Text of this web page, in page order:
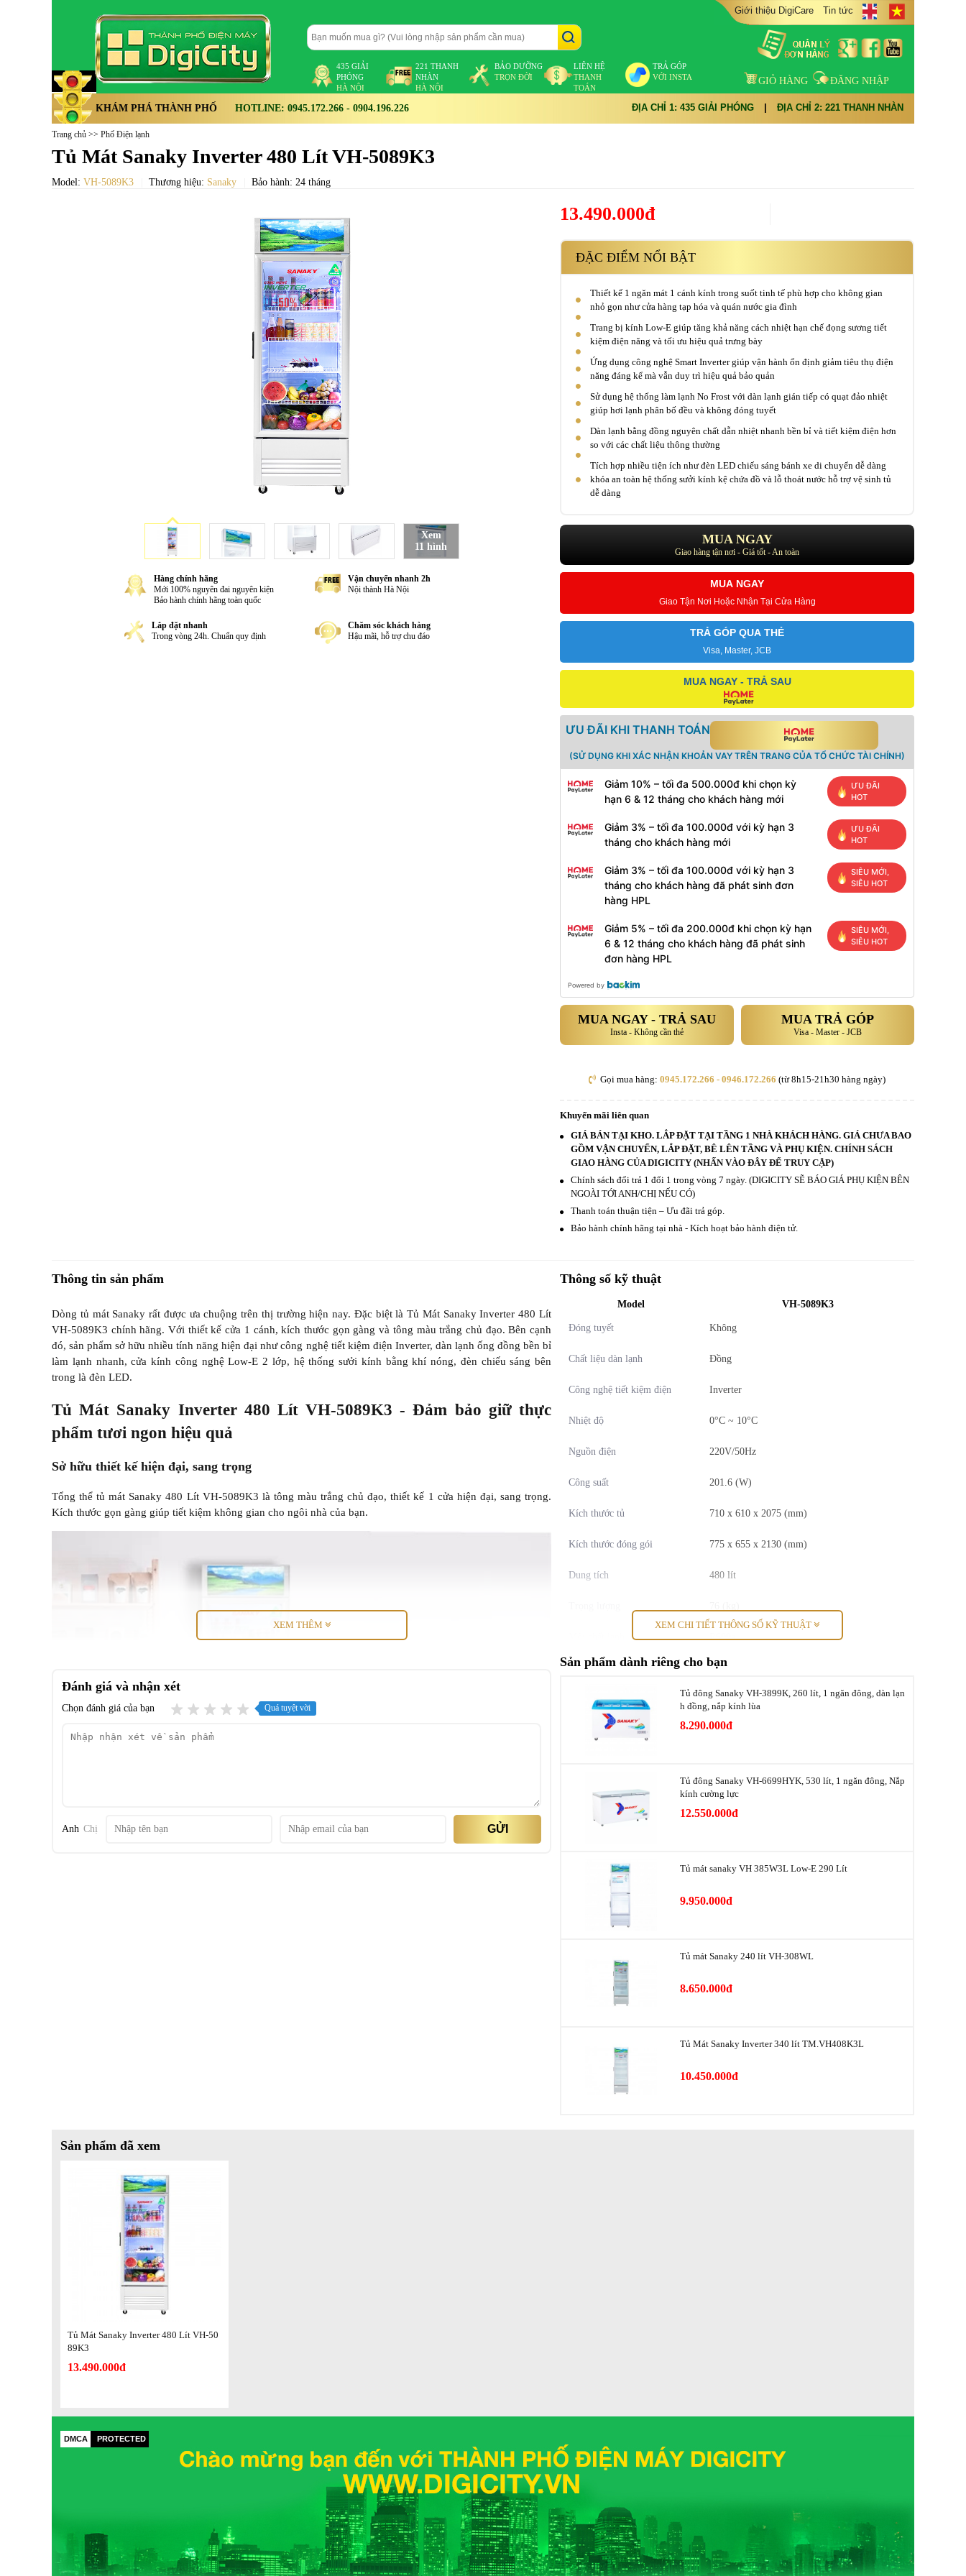
435 GIẢI
PHÓNG
HÀ NỘI
221 THANH
NHÀN
HÀ NỘI
BẢO DƯỠNG
TRỌN ĐỜI
LIÊN HỆ
THANH
TOÁN
TRẢ GÓP
VỚI INSTA
Giới thiệu DigiCare Tin tức
GIỎ HÀNG ĐĂNG NHẬP
KHÁM PHÁ THÀNH PHỐ HOTLINE: 0945.172.266 - 0904.196.226 ĐỊA CHỈ 1: 435 GIẢI PHÓNG ĐỊA CHỈ 2: 221 THANH NHÀN
Trang chủ >> Phố Điện lạnh
Tủ Mát Sanaky Inverter 480 Lít VH-5089K3
Model: VH-5089K3 Thương hiệu: Sanaky Bảo hành: 24 tháng
Xem
11 hình
Hàng chính hãng
Mới 100% nguyên đai nguyên kiện
Bảo hành chính hãng toàn quốc
Vận chuyển nhanh 2h
Nội thành Hà Nội
Lắp đặt nhanh
Trong vòng 24h. Chuẩn quy định
Chăm sóc khách hàng
Hậu mãi, hỗ trợ chu đáo
13.490.000đ
ĐẶC ĐIỂM NỔI BẬT
Thiết kế 1 ngăn mát 1 cánh kính trong suốt tinh tế phù hợp cho không gian
nhỏ gọn như cửa hàng tạp hóa và quán nước gia đình
Trang bị kính Low-E giúp tăng khả năng cách nhiệt hạn chế đọng sương tiết
kiệm điện năng và tối ưu hiệu quả trưng bày
Ứng dụng công nghệ Smart Inverter giúp vận hành ổn định giảm tiêu thụ điện
năng đáng kể mà vẫn duy trì hiệu quả bảo quản
Sử dụng hệ thống làm lạnh No Frost với dàn lạnh gián tiếp có quạt đảo nhiệt
giúp hơi lạnh phân bố đều và không đóng tuyết
Dàn lạnh bằng đồng nguyên chất dẫn nhiệt nhanh bền bỉ và tiết kiệm điện hơn
so với các chất liệu thông thường
Tích hợp nhiều tiện ích như đèn LED chiếu sáng bánh xe di chuyển dễ dàng
khóa an toàn hệ thống sưởi kính kệ chứa đồ và lỗ thoát nước hỗ trợ vệ sinh tủ
dễ dàng
MUA NGAY
Giao hàng tận nơi - Giá tốt - An toàn
MUA NGAY
Giao Tận Nơi Hoặc Nhận Tại Cửa Hàng
TRẢ GÓP QUA THẺ
Visa, Master, JCB
MUA NGAY - TRẢ SAU
ƯU ĐÃI KHI THANH TOÁN
(SỬ DỤNG KHI XÁC NHẬN KHOẢN VAY TRÊN TRANG CỦA TỔ CHỨC TÀI CHÍNH)
Giảm 10% – tối đa 500.000đ khi chọn kỳ
hạn 6 & 12 tháng cho khách hàng mới
ƯU ĐÃI
HOT
Giảm 3% – tối đa 100.000đ với kỳ hạn 3
tháng cho khách hàng mới
ƯU ĐÃI
HOT
Giảm 3% – tối đa 100.000đ với kỳ hạn 3
tháng cho khách hàng đã phát sinh đơn
hàng HPL
SIÊU MỚI,
SIÊU HOT
Giảm 5% – tối đa 200.000đ khi chọn kỳ hạn
6 & 12 tháng cho khách hàng đã phát sinh
đơn hàng HPL
SIÊU MỚI,
SIÊU HOT
Powered by
MUA NGAY - TRẢ SAU
Insta - Không cần thẻ
MUA TRẢ GÓP
Visa - Master - JCB
Gọi mua hàng: 0945.172.266 - 0946.172.266 (từ 8h15-21h30 hàng ngày)
Khuyến mãi liên quan
GIÁ BÁN TẠI KHO. LẮP ĐẶT TẠI TẦNG 1 NHÀ KHÁCH HÀNG. GIÁ CHƯA BAO
GỒM VẬN CHUYỂN, LẮP ĐẶT, BÊ LÊN TẦNG VÀ PHỤ KIỆN. CHÍNH SÁCH
GIAO HÀNG CỦA DIGICITY (NHẤN VÀO ĐÂY ĐỂ TRUY CẬP)
Chính sách đổi trả 1 đổi 1 trong vòng 7 ngày. (DIGICITY SẼ BÁO GIÁ PHỤ KIỆN BÊN
NGOÀI TỚI ANH/CHỊ NẾU CÓ)
Thanh toán thuận tiện – Ưu đãi trả góp.
Bảo hành chính hãng tại nhà - Kích hoạt bảo hành điện tử.
Thông tin sản phẩm
Dòng tủ mát Sanaky rất được ưa chuộng trên thị trường hiện nay. Đặc biệt là Tủ Mát Sanaky Inverter 480 Lít
VH-5089K3 chính hãng. Với thiết kế cửa 1 cánh, kích thước gọn gàng và tông màu trắng chủ đạo. Bên cạnh
đó, sản phẩm sở hữu nhiều tính năng hiện đại như công nghệ tiết kiệm điện Inverter, dàn lạnh ống đồng bền bỉ
làm lạnh nhanh, cửa kính công nghệ Low-E 2 lớp, hệ thống sưởi kính bằng khí nóng, đèn chiếu sáng bên
trong là đèn LED.
Tủ Mát Sanaky Inverter 480 Lít VH-5089K3 - Đảm bảo giữ thực
phẩm tươi ngon hiệu quả
Sở hữu thiết kế hiện đại, sang trọng
Tổng thể tủ mát Sanaky 480 Lít VH-5089K3 là tông màu trắng chủ đạo, thiết kế 1 cửa hiện đại, sang trọng.
Kích thước gọn gàng giúp tiết kiệm không gian cho ngôi nhà của bạn.
Công nghệ làm lạnh trực tiếp, dàn lạnh đồng bền bỉ
và làm lạnh nhanh chóng. Thiết bị giữ được độ lạnh sâu sẽ giúp bảo quản thực phẩm trong thời gian dài tốt
XEM THÊM
Đánh giá và nhận xét
Chọn đánh giá của bạn Quá tuyệt vời
Anh Chị GỬI
Thông số kỹ thuật
Model VH-5089K3
Đóng tuyết Không
Chất liệu dàn lạnh Đồng
Công nghệ tiết kiệm điện Inverter
Nhiệt độ 0°C ~ 10°C
Nguồn điện 220V/50Hz
Công suất 201.6 (W)
Kích thước tủ 710 x 610 x 2075 (mm)
Kích thước đóng gói 775 x 655 x 2130 (mm)
Dung tích 480 lít
R600a
XEM CHI TIẾT THÔNG SỐ KỸ THUẬT
Sản phẩm dành riêng cho bạn
Tủ đông Sanaky VH-3899K, 260 lít, 1 ngăn đông, dàn lạn
h đồng, nắp kính lùa
8.290.000đ
Tủ đông Sanaky VH-6699HYK, 530 lít, 1 ngăn đông, Nắp
kính cường lực
12.550.000đ
Tủ mát sanaky VH 385W3L Low-E 290 Lít
9.950.000đ
Tủ mát Sanaky 240 lít VH-308WL
8.650.000đ
Tủ Mát Sanaky Inverter 340 lít TM.VH408K3L
10.450.000đ
Sản phẩm đã xem
Tủ Mát Sanaky Inverter 480 Lít VH-50
89K3
13.490.000đ
DMCA PROTECTED